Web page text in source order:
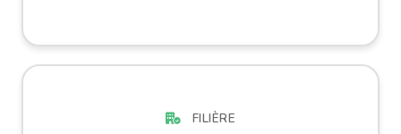
FILIÈRE